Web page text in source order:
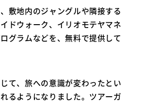
敷地内のジャングルや隣接する
ドウォーク、イリオモテヤマネ
グラムなどを、無料で提供して
じて、旅への意識が変わったとい
るようになりました。ツアーガ